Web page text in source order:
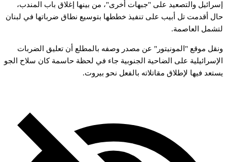
إسرائيل والتصعيد على "جبهات أخرى"، من بينها إغلاق باب المندب،
حال أقدمت تل أبيب على تنفيذ خططها بتوسيع نطاق ضرباتها في لبنان
لتشمل العاصمة.
ونقل موقع "المونيتور" عن مصدر وصفه بالمطلع أن تعليق الضربات
الإسرائيلية على الضاحية الجنوبية جاء في لحظة حاسمة كان سلاح الجو
يستعد فيها لإطلاق مقاتلاته بالفعل نحو بيروت.